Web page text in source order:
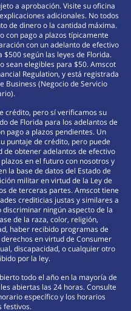
a aprobación. Visite su oficina
adicionales. No todos
de dinero o la cantidad máxima.
con pago a plazos típicamente
con un adelanto de efectivo
según las leyes de Florida.
sean elegibles para $50. Amscot
Regulation, y está registrada
Business (Negocio de Servicio
crédito, pero sí verificamos su
de Florida para los adelantos de
pago a plazos pendientes. Un
puntaje de crédito, pero puede
obtener adelantos de efectivo
en el futuro con nosotros y
la base de datos del Estado de
militar en virtud de la Ley de
de terceras partes. Amscot tiene
crediticias justas y similares a
ningún aspecto de la
de la raza, color, religión,
haber recibido programas de
en virtud de Consumer
discapacidad, o cualquier otro
por la ley.
todo el año en la mayoría de
abiertas las 24 horas. Consulte
específico y los horarios
festivos.